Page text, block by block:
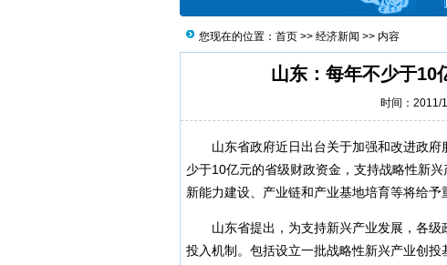
您现在的位置： 首页 >> 经济新闻 >> 内容
山东：每年不少于10
时间：2011/
山东省政府近日出台关于加强和改进政府
少于10亿元的省级财政资金，支持战略性新
新能力建设、产业链和产业基地培育等将给予
山东省提出，为支持新兴产业发展，各级
投入机制。包括设立一批战略性新兴产业创